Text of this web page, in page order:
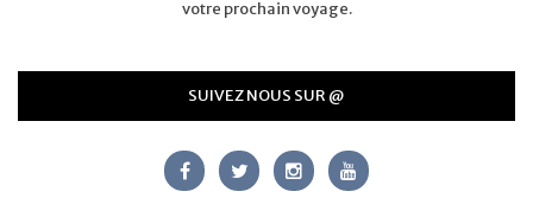
votre prochain voyage.
SUIVEZ NOUS SUR @